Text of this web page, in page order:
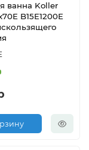
ванна Koller
B15E1200E